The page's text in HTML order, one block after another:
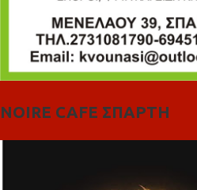
NOIRE CAFE ΣΠΑΡΤΗ